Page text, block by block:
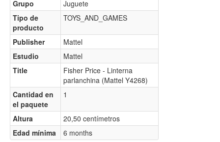
Grupo
Juguete
Tipo de
producto
TOYS_AND_GAMES
Publisher
Mattel
Estudio
Mattel
Title
Fisher Price - Linterna
parlanchina (Mattel Y4268)
Cantidad en
el paquete
1
Altura
20,50 centímetros
Edad mínima
6 months